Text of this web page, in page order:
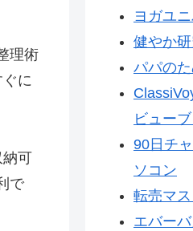
理術
に
納可
で
ヨガユ
健やか
パパの
ビュー
90日チ
ソコン
転売マ
エバー